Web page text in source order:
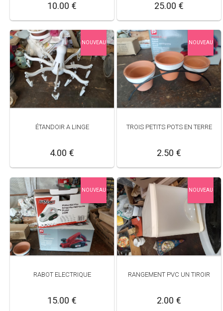
10.00 € 25.00 €
NOUVEAU
ÉTANDOIR A LINGE
4.00 €
NOUVEAU
TROIS PETITS POTS EN TERRE
2.50 €
NOUVEAU
RABOT ELECTRIQUE
15.00 €
NOUVEAU
RANGEMENT PVC UN TIROIR
2.00 €